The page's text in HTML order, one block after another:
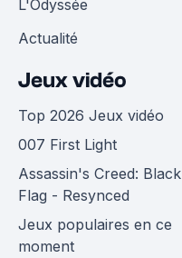
L'Odyssée
Actualité
Jeux vidéo
Top 2026 Jeux vidéo
007 First Light
Assassin's Creed: Black
Flag - Resynced
Jeux populaires en ce
moment